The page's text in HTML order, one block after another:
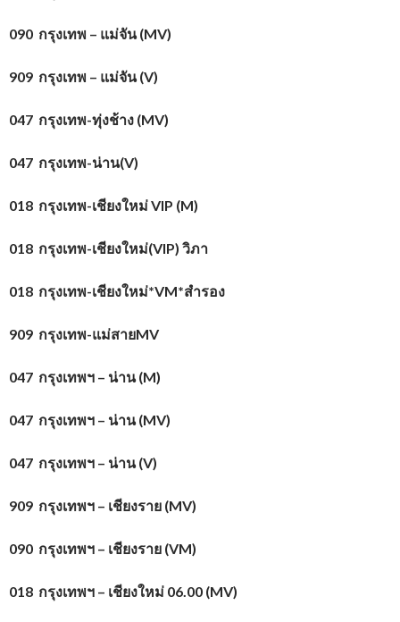
090 กรุงเทพ – แม่จัน (MV)
909 กรุงเทพ – แม่จัน (V)
047 กรุงเทพ-ทุ่งช้าง (MV)
047 กรุงเทพ-น่าน(V)
018 กรุงเทพ-เชียงใหม่VIP (M)
018 กรุงเทพ-เชียงใหม่(VIP) วิภา
018 กรุงเทพ-เชียงใหม่*VM*สำรอง
909 กรุงเทพ-แม่สายMV
047 กรุงเทพฯ – น่าน (M)
047 กรุงเทพฯ – น่าน (MV)
047 กรุงเทพฯ – น่าน (V)
909 กรุงเทพฯ – เชียงราย (MV)
090 กรุงเทพฯ – เชียงราย (VM)
018 กรุงเทพฯ – เชียงใหม่ 06.00 (MV)